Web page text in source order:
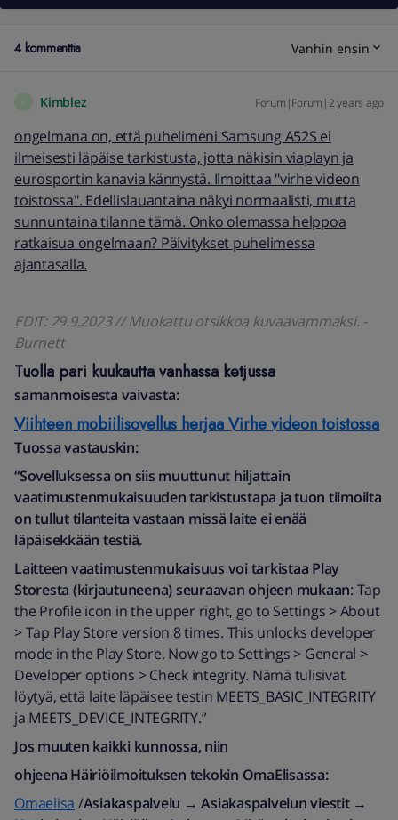
4 kommenttia Vanhin ensin
Kimblez Forum|Forum|2 years ago
ongelmana on, että puhelimeni Samsung A52S ei
ilmeisesti läpäise tarkistusta, jotta näkisin viaplayn ja
eurosportin kanavia kännystä. Ilmoittaa "virhe videon
toistossa". Edellislauantaina näkyi normaalisti, mutta
sunnuntaina tilanne tämä. Onko olemassa helppoa
ratkaisua ongelmaan? Päivitykset puhelimessa
ajantasalla.
EDIT: 29.9.2023 // Muokattu otsikkoa kuvaavammaksi. -
Burnett
Tuolla pari kuukautta vanhassa ketjussa
samanmoisesta vaivasta:
Viihteen mobiilisovellus herjaa Virhe videon toistossa
Tuossa vastauskin:
“Sovelluksessa on siis muuttunut hiljattain
vaatimustenmukaisuuden tarkistustapa ja tuon tiimoilta
on tullut tilanteita vastaan missä laite ei enää
läpäisekkään testiä.
Laitteen vaatimustenmukaisuus voi tarkistaa Play
Storesta (kirjautuneena) seuraavan ohjeen mukaan: Tap
the Profile icon in the upper right, go to Settings > About
> Tap Play Store version 8 times. This unlocks developer
mode in the Play Store.​ Now go to Settings > General >
Developer options > Check integrity. Nämä tulisivat
löytyä, että laite läpäisee testin MEETS_BASIC_INTEGRITY
ja MEETS_DEVICE_INTEGRITY.”
Jos muuten kaikki kunnossa, niin
ohjeena Häiriöilmoituksen tekokin OmaElisassa:
Omaelisa /Asiakaspalvelu →Asiakaspalvelun viestit →